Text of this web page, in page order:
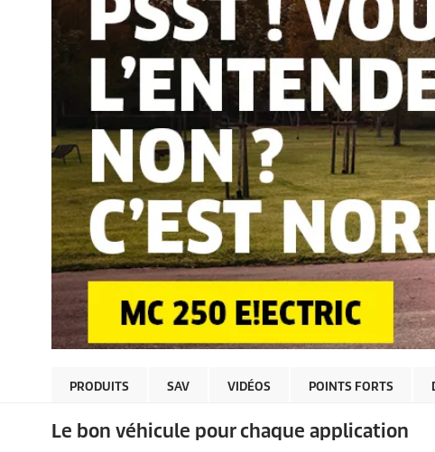
PRODUITS SAV VIDÉOS POINTS FORTS
Le bon véhicule pour chaque application